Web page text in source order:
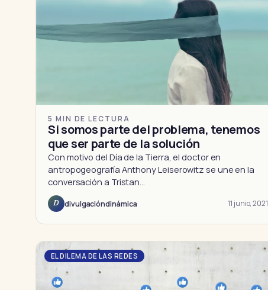
5 MIN DE LECTURA
Si somos parte del problema, tenemos
que ser parte de la solución
Con motivo del Día de la Tierra, el doctor en
antropogeografía Anthony Leiserowitz se une en la
conversación a Tristan…
D divulgacióndinámica 11 junio, 2021
EL DILEMA DE LAS REDES